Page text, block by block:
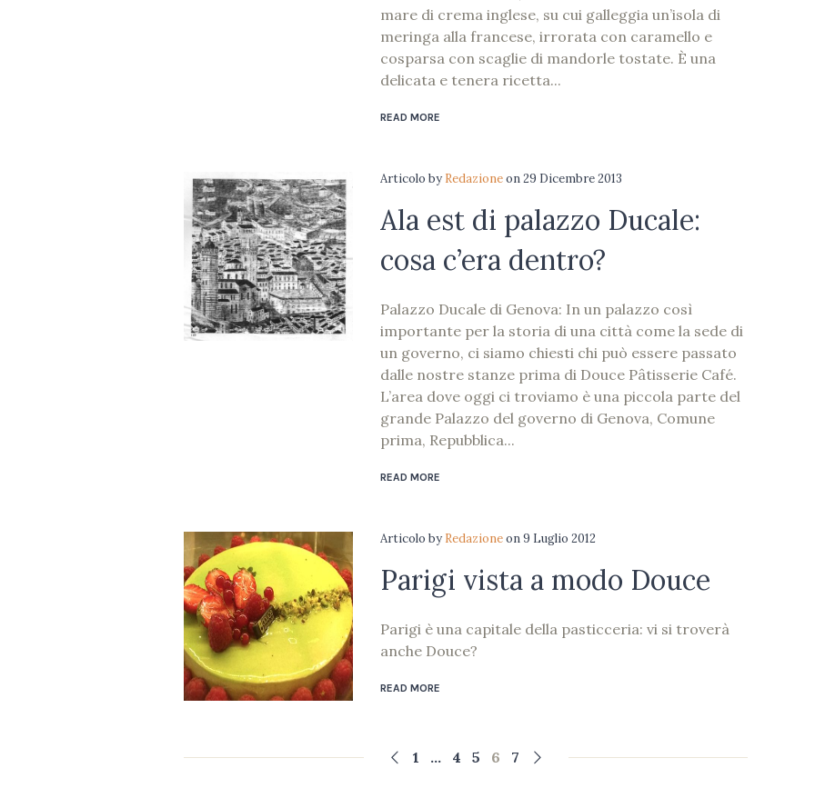
mare di crema inglese, su cui galleggia un’isola di
meringa alla francese, irrorata con caramello e
cosparsa con scaglie di mandorle tostate. È una
delicata e tenera ricetta...
READ MORE
Articoloby Redazioneon29 Dicembre 2013
Ala est di palazzo Ducale:
cosa c’era dentro?
Palazzo Ducale di Genova: In un palazzo così
importante per la storia di una città come la sede di
un governo, ci siamo chiesti chi può essere passato
dalle nostre stanze prima di Douce Pâtisserie Café.
L’area dove oggi ci troviamo è una piccola parte del
grande Palazzo del governo di Genova, Comune
prima, Repubblica...
READ MORE
Articoloby Redazioneon9 Luglio 2012
Parigi vista a modo Douce
Parigi è una capitale della pasticceria: vi si troverà
anche Douce?
READ MORE
1 … 4 5 6 7